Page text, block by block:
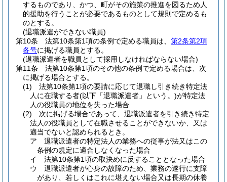
するものであり、かつ、町がその施策の推進を図るため人
的援助を行うことが必要であるものとして規則で定めるも
のとする。
(退職派遣ができない職員)
第10条
法第10条第1項の条例で定める職員は、 第2条第2項
各号に掲げる職員とする。
(退職派遣者を職員として採用しなければならない場合)
第11条
法第10条第1項のその他の条例で定める場合は、次
に掲げる場合とする。
(1)
法第10条第1項の要請に応じて退職し引き続き特定法
人に在職する者(以下「退職派遣者」という。)が特定法
人の役職員の地位を失った場合
(2)
次に掲げる場合であって、退職派遣者を引き続き特定
法人の役職員として在職させることができないか、又は
適当でないと認められるとき。
ア
退職派遣者の特定法人の業務への従事が法又はこの
条例の規定に適合しなくなった場合
イ
法第10条第1項の取決めに反することとなった場合
ウ
退職派遣者が心身の故障のため、業務の遂行に支障
があり、若しくはこれに堪えない場合又は長期の休養